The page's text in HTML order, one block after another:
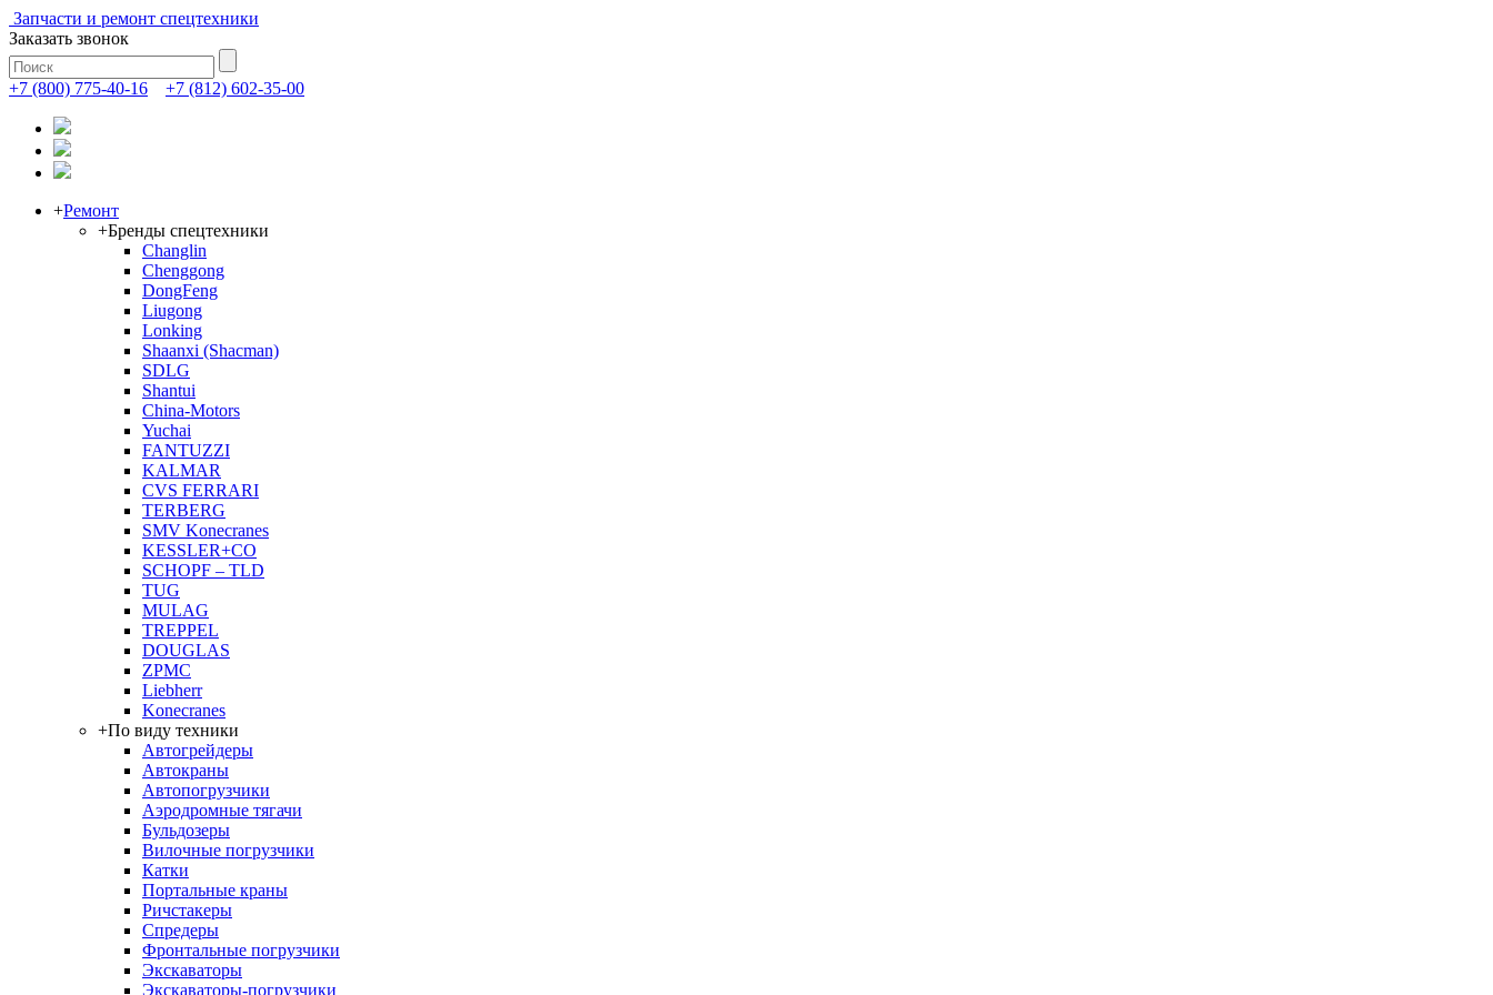
Запчасти и ремонт спецтехники
Заказать звонок
+7 (800) 775-40-16 +7 (812) 602-35-00
+Ремонт
+Бренды спецтехники
Changlin
Chenggong
DongFeng
Liugong
Lonking
Shaanxi (Shacman)
SDLG
Shantui
China-Motors
Yuchai
FANTUZZI
KALMAR
CVS FERRARI
TERBERG
SMV Konecranes
KESSLER+CO
SCHOPF – TLD
TUG
MULAG
TREPPEL
DOUGLAS
ZPMC
Liebherr
Konecranes
+По виду техники
Автогрейдеры
Автокраны
Автопогрузчики
Аэродромные тягачи
Бульдозеры
Вилочные погрузчики
Катки
Портальные краны
Ричстакеры
Спредеры
Фронтальные погрузчики
Экскаваторы
Экскаваторы-погрузчики